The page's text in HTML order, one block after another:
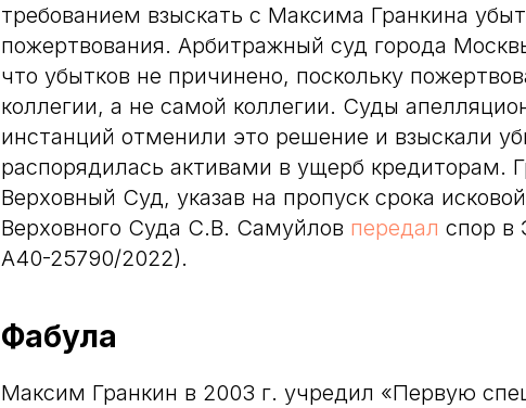
требованием взыскать с Максима Гранкина
пожертвования. Арбитражный суд города
что убытков не причинено, поскольку
коллегии, а не самой коллегии. Суды
инстанций отменили это решение и взыскали
распорядилась активами в ущерб кредиторам.
Верховный Суд, указав на пропуск срока
Верховного Суда С.В. Самуйлов передал спор в
А40-25790/2022).
Фабула
Максим Гранкин в 2003 г. учредил «Первую